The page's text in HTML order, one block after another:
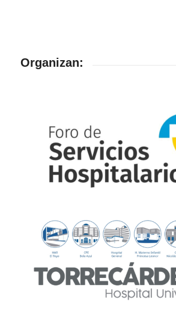
Organizan: